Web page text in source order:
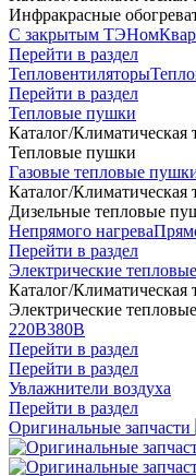
Инфракрасные
С закрытым ТЭНом
Перейти в раздел
Тепловентиляторы
Перейти в раздел
Тепловые пушки
Каталог/Климатическая
Тепловые пушки
Газовые тепловые
Каталог/Климатическая
Дизельные тепловые
Непрямого нагрева
Перейти в раздел
Электрические
Каталог/Климатическая
Электрические
220В380В
Перейти в раздел
Перейти в раздел
Увлажнители воздуха
Перейти в раздел
Оригинальные запчасти